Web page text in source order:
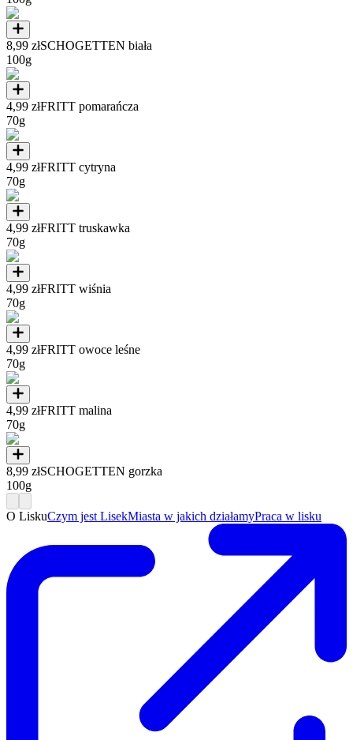
8,99 złSCHOGETTEN biała
100g
4,99 złFRITT pomarańcza
70g
4,99 złFRITT cytryna
70g
4,99 złFRITT truskawka
70g
4,99 złFRITT wiśnia
70g
4,99 złFRITT owoce leśne
70g
4,99 złFRITT malina
70g
8,99 złSCHOGETTEN gorzka
100g
O LiskuCzym jest LisekMiasta w jakich działamyPraca w lisku